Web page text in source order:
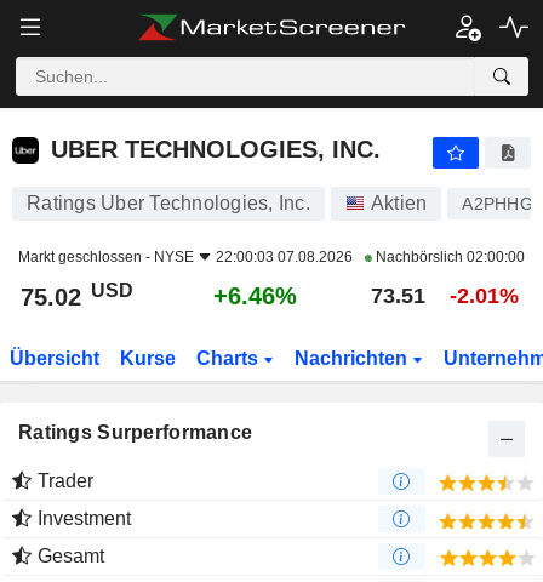
UBER TECHNOLOGIES, INC.
UBER TECHNOLOGIES, INC.
Ratings Uber Technologies, Inc. Aktien A2PHHG
Markt geschlossen - NYSE 22:00:03 07.08.2026 Nachbörslich 02:00:00
75.02 USD +6.46% 73.51 -2.01%
Übersicht Kurse Charts Nachrichten
Ratings Surperformance
Trader
Investment
Gesamt